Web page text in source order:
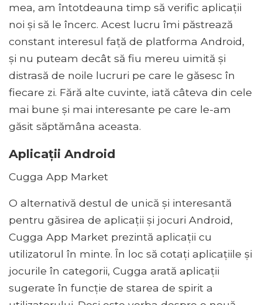
mea, am întotdeauna timp să verific aplicații
noi și să le încerc. Acest lucru îmi păstrează
constant interesul față de platforma Android,
și nu puteam decât să fiu mereu uimită și
distrasă de noile lucruri pe care le găsesc în
fiecare zi. Fără alte cuvinte, iată câteva din cele
mai bune și mai interesante pe care le-am
găsit săptămâna aceasta.
Aplicații Android
Cugga App Market
O alternativă destul de unică și interesantă
pentru găsirea de aplicații și jocuri Android,
Cugga App Market prezintă aplicații cu
utilizatorul în minte. În loc să cotați aplicațiile și
jocurile în categorii, Cugga arată aplicații
sugerate în funcție de starea de spirit a